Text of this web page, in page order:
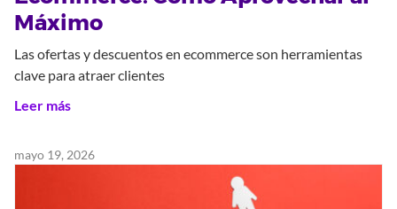
Máximo
Las ofertas y descuentos en ecommerce son herramientas
clave para atraer clientes
Leer más
mayo 19, 2026